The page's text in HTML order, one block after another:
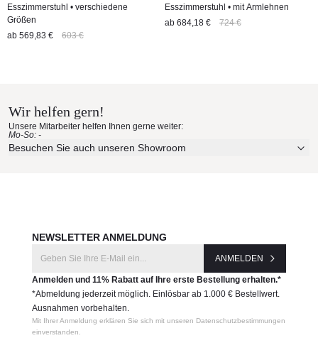
Esszimmerstuhl • verschiedene
Größen
ab 569,83 € 603 €
Esszimmerstuhl • mit Armlehnen
ab 684,18 € 724 €
Wir helfen gern!
Unsere Mitarbeiter helfen Ihnen gerne weiter:
Mo-So: -
Besuchen Sie auch unseren Showroom
NEWSLETTER ANMELDUNG
ANMELDEN
Anmelden und 11% Rabatt auf Ihre erste Bestellung erhalten.*
*Abmeldung jederzeit möglich. Einlösbar ab 1.000 € Bestellwert.
Ausnahmen vorbehalten.
Mit Ihrer Anmeldung erklären Sie sich mit unseren Datenschutzbestimmungen
einverstanden.